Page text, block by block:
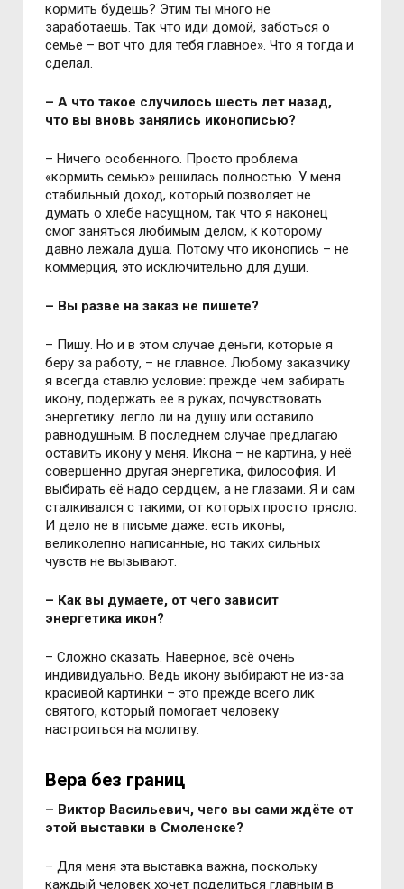
кормить будешь? Этим ты много не
заработаешь. Так что иди домой, заботься о
семье – вот что для тебя главное». Что я тогда и
сделал.
– А что такое случилось шесть лет назад,
что вы вновь занялись иконописью?
– Ничего особенного. Просто проблема
«кормить семью» решилась полностью. У меня
стабильный доход, который позволяет не
думать о хлебе насущном, так что я наконец
смог заняться любимым делом, к которому
давно лежала душа. Потому что иконопись – не
коммерция, это исключительно для души.
– Вы разве на заказ не пишете?
– Пишу. Но и в этом случае деньги, которые я
беру за работу, – не главное. Любому заказчику
я всегда ставлю условие: прежде чем забирать
икону, подержать её в руках, почувствовать
энергетику: легло ли на душу или оставило
равнодушным. В последнем случае предлагаю
оставить икону у меня. Икона – не картина, у неё
совершенно другая энергетика, философия. И
выбирать её надо сердцем, а не глазами. Я и сам
сталкивался с такими, от которых просто трясло.
И дело не в письме даже: есть иконы,
великолепно написанные, но таких сильных
чувств не вызывают.
– Как вы думаете, от чего зависит
энергетика икон?
– Сложно сказать. Наверное, всё очень
индивидуально. Ведь икону выбирают не из-за
красивой картинки – это прежде всего лик
святого, который помогает человеку
настроиться на молитву.
Вера без границ
– Виктор Васильевич, чего вы сами ждёте от
этой выставки в Смоленске?
– Для меня эта выставка важна, поскольку
каждый человек хочет поделиться главным в